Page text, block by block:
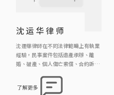
沈运华律师
沈運華律師在不同法律範疇上有執業
經驗，民事案件包括遺產承辦、離
婚、破產、個人傷亡索償、合約訴
括盜竊、性罪行/窺淫罪、刑事恐
嚇、普通襲擊/傷人罪、虐兒、妨礙
了解更多